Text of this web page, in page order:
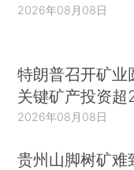
2026年08月08日
特朗普召开矿业
关键矿产投资超
2026年08月08日
贵州山脚树矿难